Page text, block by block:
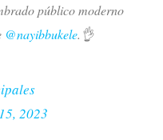
público moderno
@nayibbukele.👌
2023